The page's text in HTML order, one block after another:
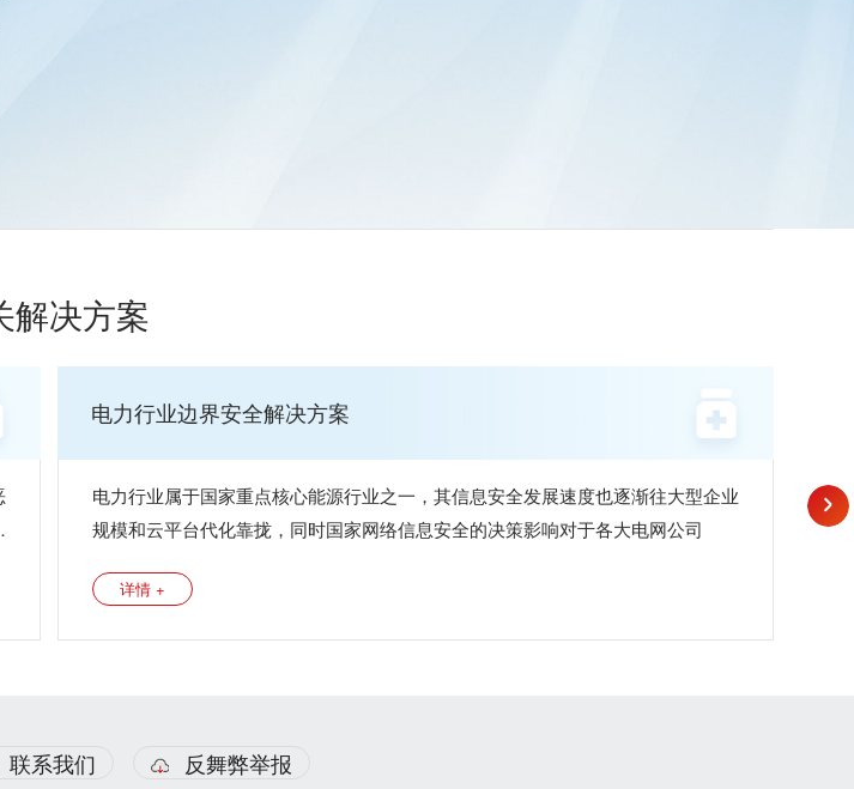
解决方案
电力行业边界安全解决方案
电力行业属于国家重点核心能源行业之一，其信息安全发展速度也逐渐往大型企业
规模和云平台代化靠拢，同时国家网络信息安全的决策影响对于各大电网公司
详情 +
针
路
联系我们 反舞弊举报